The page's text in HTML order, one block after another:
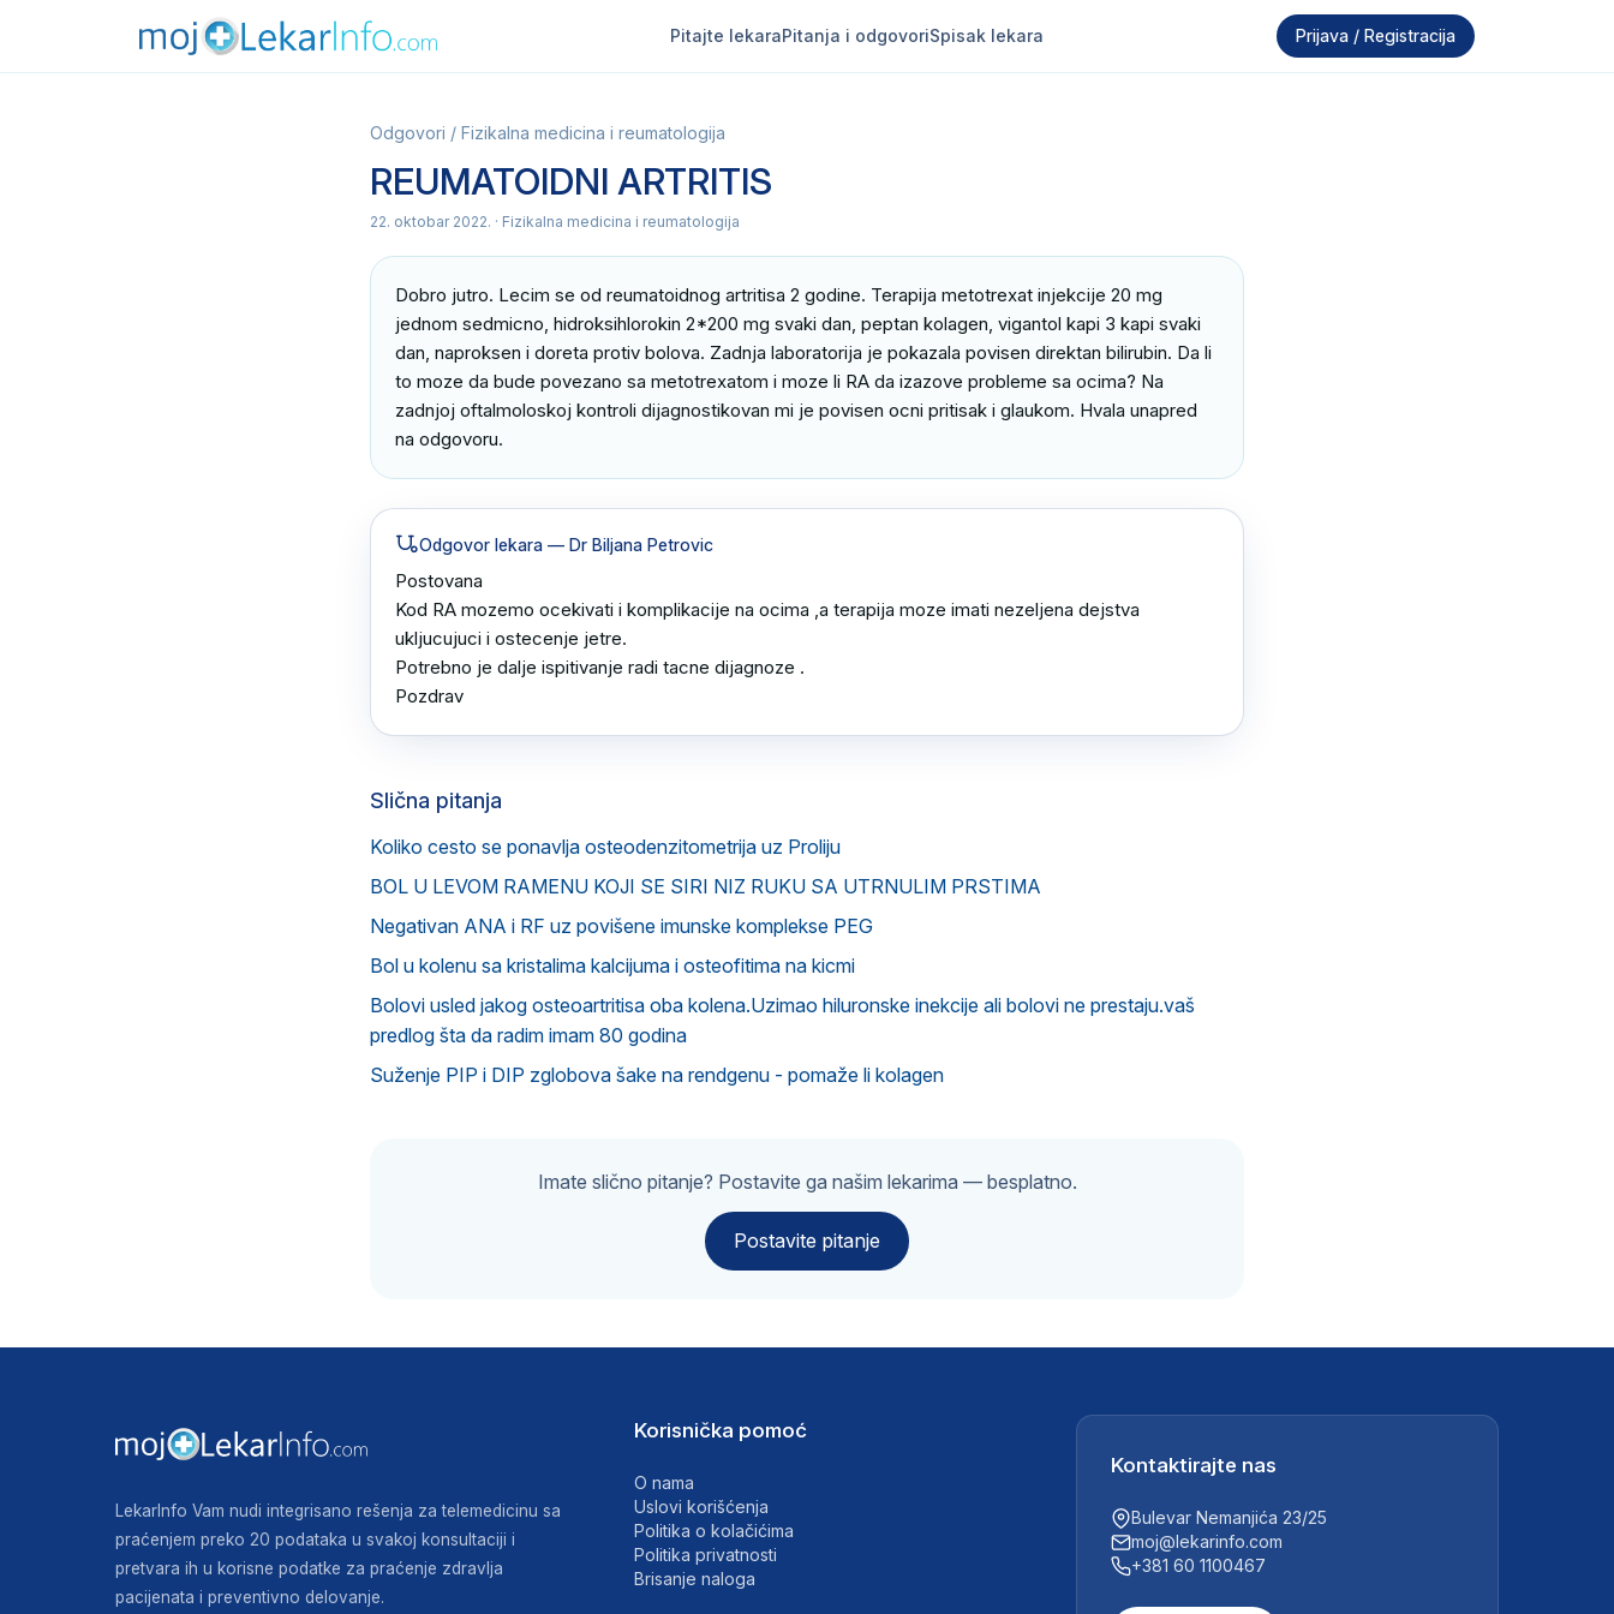
Pitajte lekaraPitanja i odgovoriSpisak lekara Prijava / Registracija
Odgovori / Fizikalna medicina i reumatologija
REUMATOIDNI ARTRITIS
22. oktobar 2022. · Fizikalna medicina i reumatologija
Dobro jutro. Lecim se od reumatoidnog artritisa 2 godine. Terapija metotrexat injekcije 20 mg
jednom sedmicno, hidroksihlorokin 2*200 mg svaki dan, peptan kolagen, vigantol kapi 3 kapi svaki
dan, naproksen i doreta protiv bolova. Zadnja laboratorija je pokazala povisen direktan bilirubin. Da li
to moze da bude povezano sa metotrexatom i moze li RA da izazove probleme sa ocima? Na
zadnjoj oftalmoloskoj kontroli dijagnostikovan mi je povisen ocni pritisak i glaukom. Hvala unapred
na odgovoru.
Odgovor lekara — Dr Biljana Petrovic
Postovana
Kod RA mozemo ocekivati i komplikacije na ocima ,a terapija moze imati nezeljena dejstva
ukljucujuci i ostecenje jetre.
Potrebno je dalje ispitivanje radi tacne dijagnoze .
Pozdrav
Slična pitanja
Koliko cesto se ponavlja osteodenzitometrija uz Proliju
BOL U LEVOM RAMENU KOJI SE SIRI NIZ RUKU SA UTRNULIM PRSTIMA
Negativan ANA i RF uz povišene imunske komplekse PEG
Bol u kolenu sa kristalima kalcijuma i osteofitima na kicmi
Bolovi usled jakog osteoartritisa oba kolena.Uzimao hiluronske inekcije ali bolovi ne prestaju.vaš
predlog šta da radim imam 80 godina
Suženje PIP i DIP zglobova šake na rendgenu - pomaže li kolagen
Imate slično pitanje? Postavite ga našim lekarima — besplatno.
Postavite pitanje
LekarInfo Vam nudi integrisano rešenja za telemedicinu sa
praćenjem preko 20 podataka u svakoj konsultaciji i
pretvara ih u korisne podatke za praćenje zdravlja
pacijenata i preventivno delovanje.
Korisnička pomoć
O nama
Uslovi korišćenja
Politika o kolačićima
Politika privatnosti
Brisanje naloga
Kontaktirajte nas
Bulevar Nemanjića 23/25
moj@lekarinfo.com
+381 60 1100467